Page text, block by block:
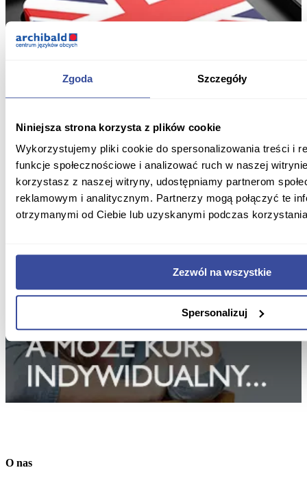
Zgoda Szczegóły
Niniejsza strona korzysta z plików cookie
Wykorzystujemy pliki cookie do spersonalizowania treści i
funkcje społecznościowe i analizować ruch w naszej
korzystasz z naszej witryny, udostępniamy partnerom
reklamowym i analitycznym. Partnerzy mogą połączyć te
otrzymanymi od Ciebie lub uzyskanymi podczas
Zezwól na wszystkie
Spersonalizuj
O nas